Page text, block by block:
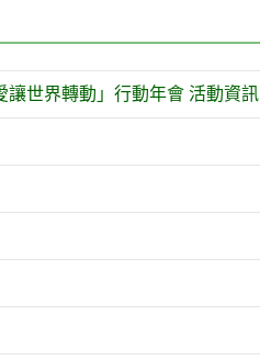
世界轉動」行動年會 活動資訊